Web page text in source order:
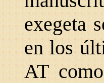
exegeta
en los
AT